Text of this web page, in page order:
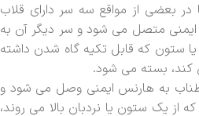
در بعضی از مواقع سه سر دارای قلاب
متصل می شود و سر دیگر آن به
یا ستون که قابل تکیه گاه شدن داشته
کند، بسته می شود.
طناب به هارنس ایمنی وصل می شود و
از یک ستون یا نردبان بالا می روند،